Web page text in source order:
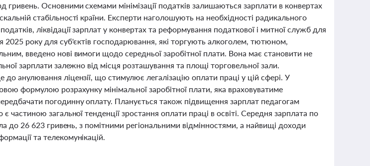
Основними схемами мінімізації податків залишаються зарплати в конвертах
стабільності країни. Експерти наголошують на необхідності радикального
ліквідації зарплат у конвертах та реформування податкової і митної служб для
року для суб'єктів господарювання, які торгують алкоголем, тютюном,
введено нові вимоги щодо середньої заробітної плати. Вона має становити не
зарплати залежно від місця розташування та площі торговельної зали.
анулювання ліцензії, що стимулює легалізацію оплати праці у цій сфері. У
формулою розрахунку мінімальної заробітної плати, яка враховуватиме
погодинну оплату. Планується також підвищення зарплат педагогам
частиною загальної тенденції зростання оплати праці в освіті. Середня зарплата по
до 26 623 гривень, з помітними регіональними відмінностями, а найвищі доходи
та телекомунікацій.